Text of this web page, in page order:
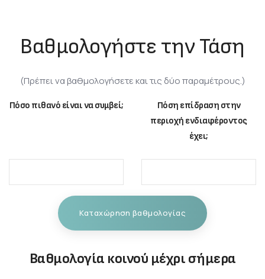
Βαθμολογήστε την Τάση
(Πρέπει να βαθμολογήσετε και τις δύο παραμέτρους.)
Πόσο πιθανό είναι να συμβεί;
Πόση επίδραση στην
περιοχή ενδιαφέροντος
έχει;
Καταχώρηση βαθμολογίας
Βαθμολογία κοινού μέχρι σήμερα